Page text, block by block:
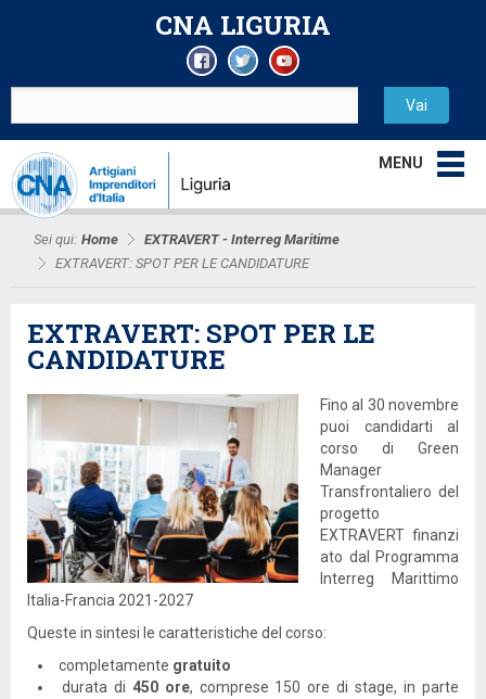
CNA LIGURIA
MENU
Sei qui: Home
EXTRAVERT - Interreg Maritime
EXTRAVERT: SPOT PER LE CANDIDATURE
EXTRAVERT: SPOT PER LE
CANDIDATURE
Fino al 30 novembre
puoi candidarti al
corso di Green
Manager
Transfrontaliero del
progetto
EXTRAVERT finanzi
ato dal Programma
Interreg Marittimo
Italia-Francia 2021-2027
Queste in sintesi le caratteristiche del corso:
completamente gratuito
durata di 450 ore, comprese 150 ore di stage, in parte